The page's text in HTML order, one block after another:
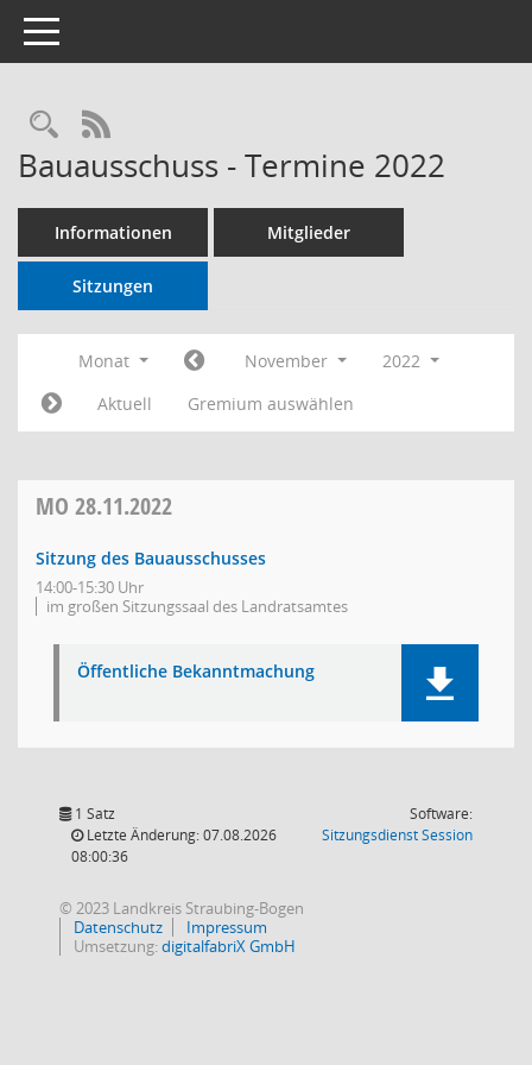
Toggle navigation
RSS-Feed
Bauausschuss - Termine 2022
Informationen Mitglieder
Sitzungen
Monat November
2022
Aktuell
Gremium auswählen
MO 28.11.2022
Sitzung des Bauausschusses
14:00-15:30 Uhr
im großen Sitzungssaal des Landratsamtes
Öffentliche Bekanntmachung
1 Satz
Letzte Änderung: 07.08.2026
08:00:36
Software:
SitzungsdienstSession(Wird in
© 2023 Landkreis Straubing-Bogen
Datenschutz
Impressum
Umsetzung:digitalfabriX GmbH